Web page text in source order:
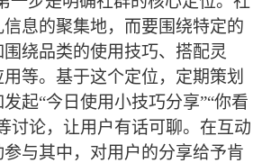
息的聚集地，而要围绕特定的
绕品类的使用技巧、搭配灵
等。基于这个定位，定期策划
发起“今日使用小技巧分享”“你看
讨论，让用户有话可聊。在互动
与其中，对用户的分享给予肯